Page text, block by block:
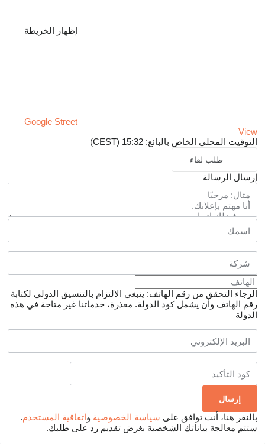
إظهار الخريطة
Google Street
View
التوقيت المحلي الخاص بالبائع: 15:32 (CEST)
طلب لقاء
إرسال الرسالة
الرجاء التحقق من رقم الهاتف: ينبغي الالتزام بالتنسيق الدولي لكتابة
رقم الهاتف وأن يشمل كود الدولة. معذرة، خدماتنا غير متاحة في هذه
الدولة
بالنقر هنا، أنت توافق على سياسة الخصوصية واتفاقية المستخدم.
ستتم معالجة بياناتك الشخصية بغرض تقديم رد على طلبك.